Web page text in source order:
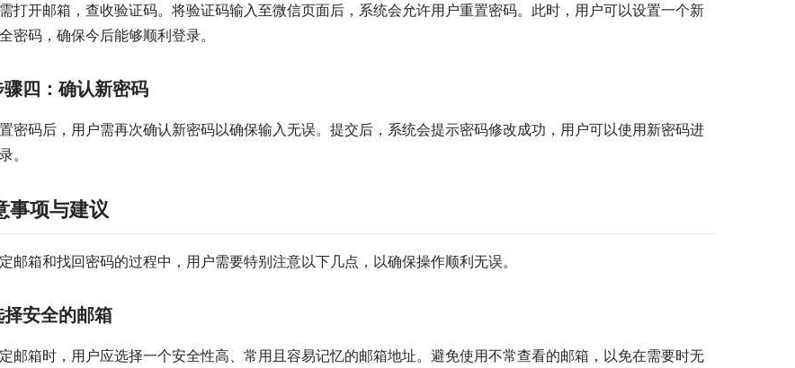
打开邮箱，查收验证码。将验证码输入至微信页面后，系统会允许用户重置密码。此时，用户可以设置一个新
密码，确保今后能够顺利登录。
骤四：确认新密码
密码后，用户需再次确认新密码以确保输入无误。提交后，系统会提示密码修改成功，用户可以使用新密码进
。
事项与建议
邮箱和找回密码的过程中，用户需要特别注意以下几点，以确保操作顺利无误。
择安全的邮箱
邮箱时，用户应选择一个安全性高、常用且容易记忆的邮箱地址。避免使用不常查看的邮箱，以免在需要时无